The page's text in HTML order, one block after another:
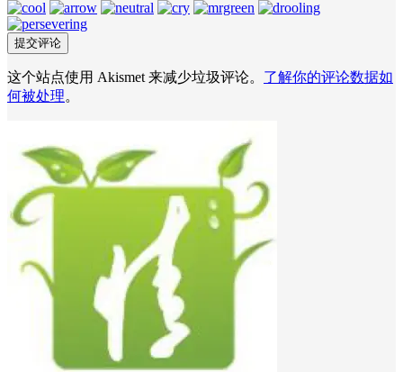
这个站点使用 Akismet 来减少垃圾评论。 了解你的评论数据如
何被处理。